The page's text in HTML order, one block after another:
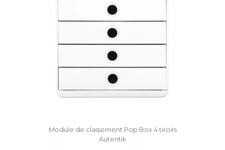
Module de classement Pop Box 4 tiroirs
Autentik